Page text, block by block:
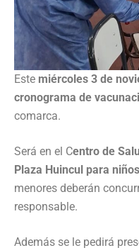
Este miércoles 3 de
cronograma de
comarca.
Será en el Centro de
Plaza Huincul para
menores deberán
responsable.
Además se le pedirá